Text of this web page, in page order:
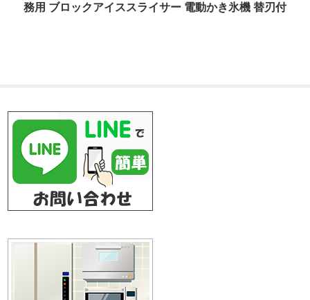
務用 ブロックアイススライサー 電動かき氷機 替刃付